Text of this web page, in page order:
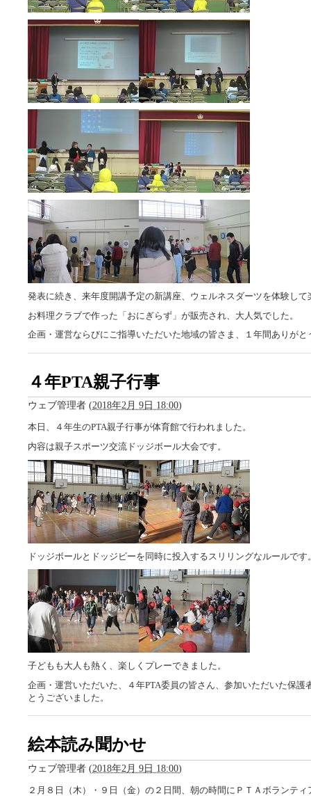
発表に続き、来年度開講予定の新講座、ウェルネスダーツを体験して
お料理クラブで作った「おにぎらず」が販売され、大人気でした。
企画・運営ならびにご指導いただいた地域の皆さま、１年間ありがと
４年PTA親子行事
ウェブ管理者 (2018年2月 9日 18:00)
本日、４年生のPTA親子行事が体育館で行われました。
内容は親子スポーツ交流ドッジボール大会です。
ドッジボールとドッジビーを同時に投入するスリリングなルールです
子どもも大人も熱く、楽しくプレーできました。
企画・運営いただいた、４年PTA委員の皆さん、参加いただいた保護
とうございました。
絵本読み聞かせ
ウェブ管理者 (2018年2月 9日 18:00)
２月８日（木）・９日（金）の２日間、朝の時間にＰＴＡボランテ